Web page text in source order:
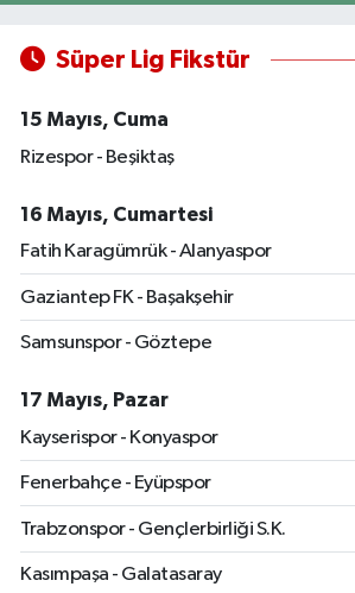
Süper Lig Fikstür
15 Mayıs, Cuma
Rizespor - Beşiktaş
16 Mayıs, Cumartesi
Fatih Karagümrük - Alanyaspor
Gaziantep FK - Başakşehir
Samsunspor - Göztepe
17 Mayıs, Pazar
Kayserispor - Konyaspor
Fenerbahçe - Eyüpspor
Trabzonspor - Gençlerbirliği S.K.
Kasımpaşa - Galatasaray